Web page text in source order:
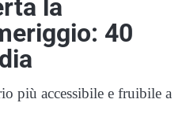
la
40
più accessibile e fruibile a